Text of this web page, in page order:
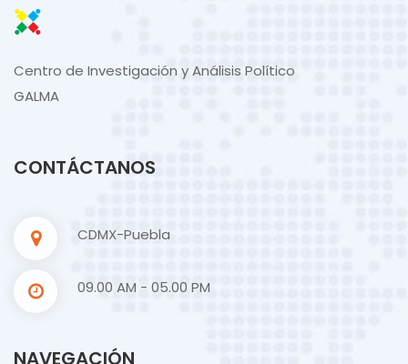
Centro de Investigación y Análisis Político
GALMA
CONTÁCTANOS
CDMX-Puebla
09.00 AM - 05.00 PM
NAVEGACIÓN